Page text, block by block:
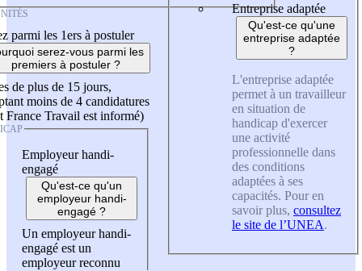
parmi les 1ers à postuler
serez-vous parmi les
premiers à postuler ?
de plus de 15 jours,
moins de 4 candidatures
France Travail est informé)
Employeur handi-
engagé
Qu'est-ce qu'un
employeur handi-
engagé ?
Un employeur handi-
engagé est un
employeur reconnu
Entreprise adaptée
Qu'est-ce qu'une
entreprise adaptée
?
L'entreprise adaptée
permet à un travailleur
en situation de
handicap d'exercer
une activité
professionnelle dans
des conditions
adaptées à ses
capacités. Pour en
savoir plus, consultez
le site de l’UNEA.